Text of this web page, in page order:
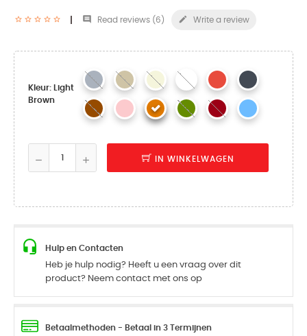
 Read reviews (6 )  Write a review
Kleur: Light
Brown
IN WINKELWAGEN
Hulp en Contacten
Heb je hulp nodig? Heeft u een vraag over dit
product? Neem contact met ons op
Betaalmethoden - Betaal in 3 Termijnen